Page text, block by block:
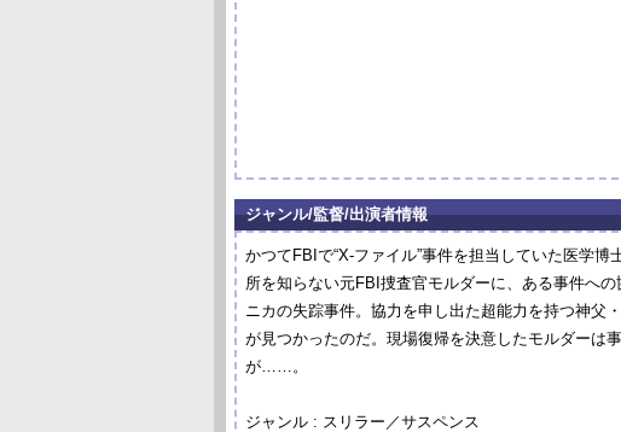
ジャンル/監督/出演者情報
かつてFBIで“X-ファイル”事件を担当していた医学
所を知らない元FBI捜査官モルダーに、ある事件へ
ニカの失踪事件。協力を申し出た超能力を持つ神父
が見つかったのだ。現場復帰を決意したモルダーは
が……。
ジャンル : スリラー／サスペンス